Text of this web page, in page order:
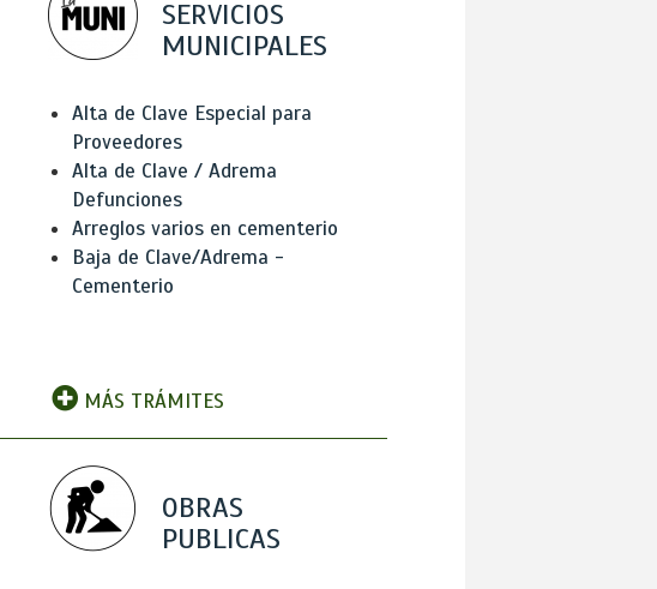
SERVICIOS
MUNICIPALES
Alta de Clave Especial para
Proveedores
Alta de Clave / Adrema
Defunciones
Arreglos varios en cementerio
Baja de Clave/Adrema -
Cementerio
MÁS TRÁMITES
OBRAS
PUBLICAS